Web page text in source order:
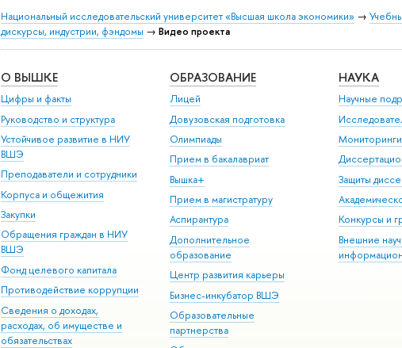
Национальный исследовательский университет «Высшая школа экономики» →
дискурсы, индустрии, фэндомы → Видео проекта
О ВЫШКЕ
Цифры и факты
Руководство и структура
Устойчивое развитие в НИУ
ВШЭ
Преподаватели и сотрудники
Корпуса и общежития
Закупки
Обращения граждан в НИУ
ВШЭ
Фонд целевого капитала
Противодействие коррупции
Сведения о доходах,
расходах, об имуществе и
обязательствах
ОБРАЗОВАНИЕ
Лицей
Довузовская подготовка
Олимпиады
Прием в бакалавриат
Вышка+
Прием в магистратуру
Аспирантура
Дополнительное
образование
Центр развития карьеры
Бизнес-инкубатор ВШЭ
Образовательные
партнерства
НАУКА
Научные
Мониторинги
Защиты
Конкурсы и
Внешние